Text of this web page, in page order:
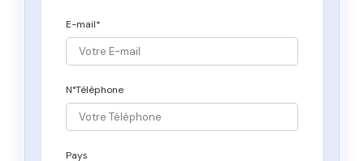
E-mail*
N°Téléphone
Pays